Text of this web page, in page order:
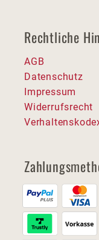
Rechtliche
AGB
Datenschutz
Impressum
Widerrufsrecht